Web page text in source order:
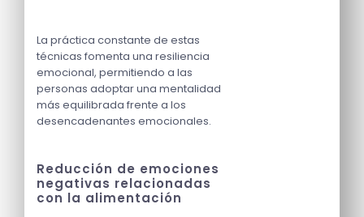
La práctica constante de estas
técnicas fomenta una resiliencia
emocional, permitiendo a las
personas adoptar una mentalidad
más equilibrada frente a los
desencadenantes emocionales.
Reducción de emociones
negativas relacionadas
con la alimentación